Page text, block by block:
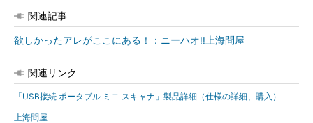
関連記事
欲しかったアレがここにある！：ニーハオ!!上海問屋
関連リンク
「USB接続 ポータブル ミニ スキャナ」製品詳細（仕様の詳細、購入）
上海問屋